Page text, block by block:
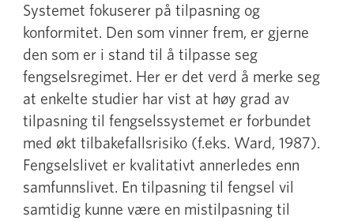
Systemet fokuserer på tilpasning og
konformitet. Den som vinner frem, er gjerne
den som er i stand til å tilpasse seg
fengselsregimet. Her er det verd å merke seg
at enkelte studier har vist at høy grad av
tilpasning til fengselssystemet er forbundet
med økt tilbakefallsrisiko (f.eks. Ward, 1987).
Fengselslivet er kvalitativt annerledes enn
samfunnslivet. En tilpasning til fengsel vil
samtidig kunne være en mistilpasning til